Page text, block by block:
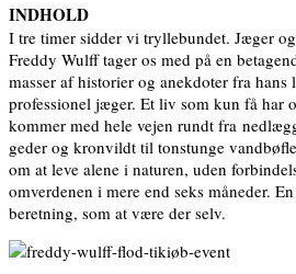
INDHOLD
I tre timer sidder vi tryllebundet. Jæger
Freddy Wulff tager os med på en
masser af historier og anekdoter fra hans
professionel jæger. Et liv som kun få har
kommer med hele vejen rundt fra
geder og kronvildt til tonstunge
om at leve alene i naturen, uden
omverdenen i mere end seks måneder.
beretning, som at være der selv.